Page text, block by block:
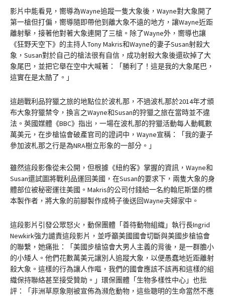
影片中能看見，嚮導為Wayne追蹤一隻大象後，Wayne對大象開了
第一槍但打偏，嚮導隨即帶他到離大象不遠的地方，讓Wayne近距
離射擊，接著他對著大象連開了三槍。除了Wayne外，嚮導也讓
《狂野天空下》的主持人Tony Makris和Wayne的妻子Susan射殺大
象，Susan對於自己的槍法很有自信，成功射殺大象後還砍掉了大
象尾巴，並把它舉在空中大喊著：「勝利了！這是我的大象尾巴，
這實在是太酷了。」
這趟戰利品狩獵之旅的地點位於波札那，不過波札那於2014年才頒
布大象狩獵禁令，換言之Wayne和Susan的狩獵之旅在當時並不違
法。英國媒體《BBC》指出，一場在波札那的狩獵活動每人動輒數
萬美元，在步槍協會破產官司的證詞中，Wayne宣稱：「我的妻子
參加波札那之行是為NRA樹立形象的一部分。」
雖然這段影像從未公開，但根據《紐約客》掌握的資訊，Wayne和
Susan還試圖將戰利品運回美國，在Susan的要求下，兩隻大象的身
體部位被秘密運往美國。Makris的公司付錢給一名約翰尼斯堡的標
本製作者，將大象的前腳製作成椅子後送回Wayne夫婦家中。
這段影片引發公眾怒火，動保團體「善待動物組織」執行長Ingrid
Newkirk強力譴責這段影片，並呼籲美國國會切斷與美國步槍協會
的聯繫，她痛批：「美國步槍協會大男人主義的背後，是一群膽小
的小矮人。他們花數萬美元讓別人追蹤大象，以便愚蠢地近距離射
殺大象。這樣的行為讓人作嘔，我們的國會應該不該再和這樣的組
織保持聯絡甚至接受贊助。」環保團體「生物多樣性中心」也批
評：「非洲草原象剛被宣佈為瀕危動物，這些聰明的生命當然不應